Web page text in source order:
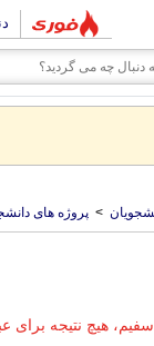
> پروژه های
هیچ نتیجه